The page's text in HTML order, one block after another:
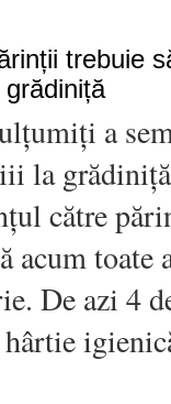
a
la
către
acum toate
De azi 4